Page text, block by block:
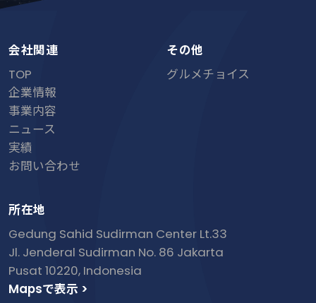
会社関連
TOP
企業情報
事業内容
ニュース
実績
お問い合わせ
その他
グルメチョイス
所在地
Gedung Sahid Sudirman Center Lt.33
Jl. Jenderal Sudirman No. 86 Jakarta
Pusat 10220, Indonesia
Mapsで表示 >